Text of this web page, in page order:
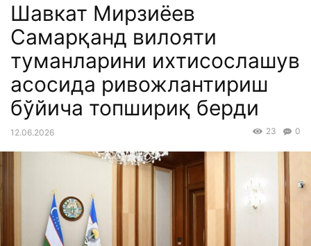
Шавкат Мирзиёев
Самарқанд вилояти
туманларини ихтисослашув
асосида ривожлантириш
бўйича топшириқ берди
12.06.2026 0
23